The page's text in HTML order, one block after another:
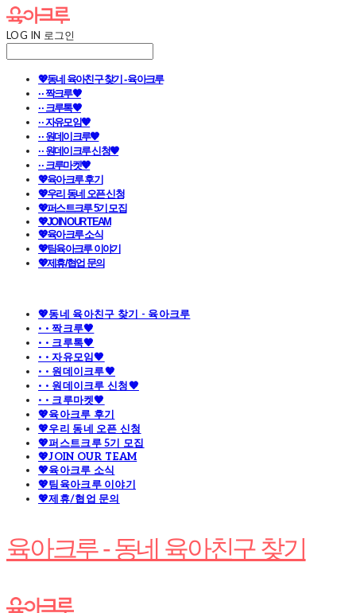
LOG IN 로그인
💖동네 육아친구 찾기 - 육아크루
· · 짝크루🧡
· · 크루톡🧡
· · 자유모임🧡
· · 원데이크루🧡
· · 원데이크루 신청🧡
· · 크루마켓🧡
💖육아크루 후기
💖우리 동네 오픈 신청
💖퍼스트크루 5기 모집
💖JOIN OUR TEAM
💖육아크루 소식
💖팀육아크루 이야기
💖제휴/협업 문의
💖동네 육아친구 찾기 - 육아크루
· · 짝크루🧡
· · 크루톡🧡
· · 자유모임🧡
· · 원데이크루🧡
· · 원데이크루 신청🧡
· · 크루마켓🧡
💖육아크루 후기
💖우리 동네 오픈 신청
💖퍼스트크루 5기 모집
💖JOIN OUR TEAM
💖육아크루 소식
💖팀육아크루 이야기
💖제휴/협업 문의
육아크루 - 동네 육아친구 찾기